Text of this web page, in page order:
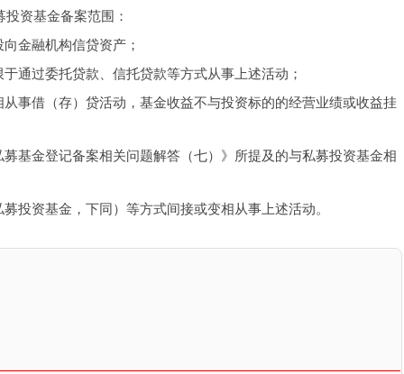
资基金备案范围：
金融机构信贷资产；
通过委托贷款、信托贷款等方式从事上述活动；
事借（存）贷活动，基金收益不与投资标的的经营业绩或收益挂
基金登记备案相关问题解答（七）》所提及的与私募投资基金相
投资基金，下同）等方式间接或变相从事上述活动。